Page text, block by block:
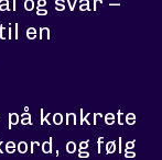
en
på konkrete
og følg